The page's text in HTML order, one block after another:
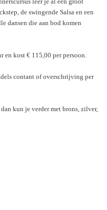
leer je al een groot
de swingende Salsa en een
dansen die aan bod komen
en kost € 115,00 per persoon.
contant of overschrijving per
kun je verder met brons, zilver,